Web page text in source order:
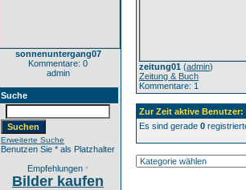
sonnenuntergang07
Kommentare: 0
admin
Suche
Erweiterte Suche
Benutzen Sie * als Platzhalter
Empfehlungen *
Bilder kaufen
zeitung01 (admin)
Zeitung & Buch
Kommentare: 1
Zur Zeit aktive Benutzer:
Es sind gerade 0